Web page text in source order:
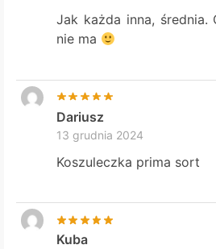
Jak każda inna, średnia.
nie ma
Dariusz
13 grudnia 2024
Koszuleczka prima sort
Kuba